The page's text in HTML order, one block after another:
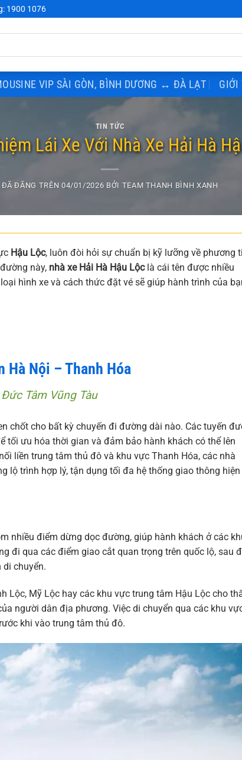
1900 1076
VIP SÀI GÒN, BÌNH DƯƠNG ↔ ĐÀ LẠT GIỚI
TIN TỨC
Lái Xe Với Nhà Xe Hải Hà
ĐÃ ĐĂNG TRÊN 04/01/2026 BỞI TEAM THANH BÌNH XANH
Hậu Lộc, luôn đòi hỏi sự chuẩn bị kỹ lưỡng về phương
này, nhà xe Hải Hà Hậu Lộclà cái tên được nhiều
hình xe và cách thức đặt vé sẽ giúp hành trình của
Hà Nội – Thanh Hóa
Tâm Vũng Tàu
chốt cho bất kỳ chuyến đi đường dài nào. Các tuyến
tối ưu hóa thời gian và đảm bảo hành khách có thể lên
liền trung tâm thủ đô và khu vực Thanh Hóa, các nhà
lộ trình hợp lý, tận dụng tối đa hệ thống giao thông hiện
nhiều điểm dừng dọc đường, giúp hành khách ở các
đi qua các điểm giao cắt quan trọng trên quốc lộ, sau
chuyển.
Lộc, Mỹ Lộc hay các khu vực trung tâm Hậu Lộc cho
người dân địa phương. Việc di chuyển qua các khu
khi vào trung tâm thủ đô.